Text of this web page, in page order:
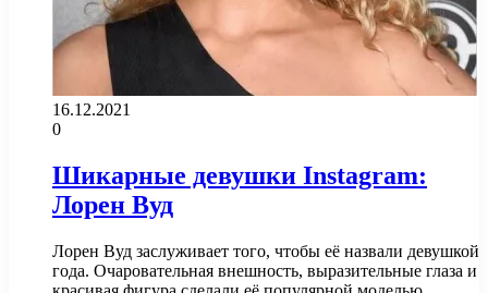
16.12.2021
0
Шикарные девушки Instagram:
Лорен Вуд
Лорен Вуд заслуживает того, чтобы её назвали девушкой
года. Очаровательная внешность, выразительные глаза и